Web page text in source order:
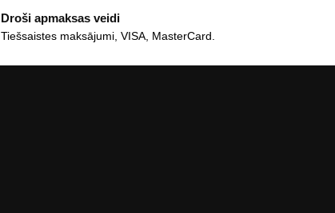
Droši apmaksas veidi
Tiešsaistes maksājumi, VISA, MasterCard.